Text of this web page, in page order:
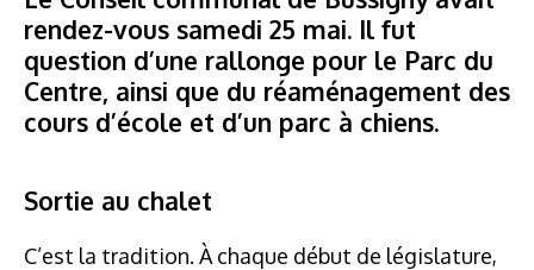
rendez-vous samedi 25 mai. Il fut
question d’une rallonge pour le Parc du
Centre, ainsi que du réaménagement des
cours d’école et d’un parc à chiens.
Sortie au chalet
C’est la tradition. À chaque début de législature,